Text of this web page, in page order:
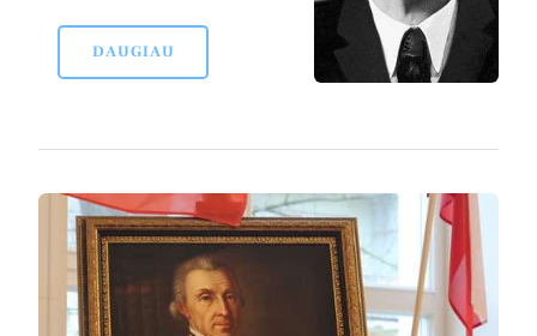
DAUGIAU